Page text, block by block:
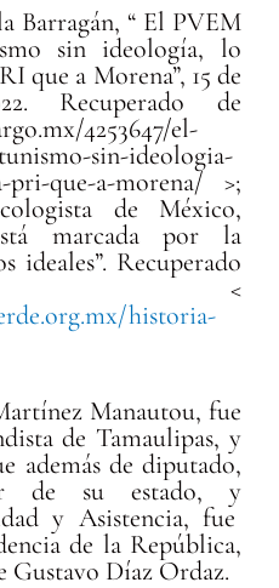
Barragán, “ El PVEM
sin ideología, lo
que a Morena”, 15 de
Recuperado de
4253647/el-
sin-ideologia-
pri-que-a-morena/ >;
de México,
marcada por la
ideales”. Recuperado
<
historia-
Manautou, fue
de Tamaulipas, y
además de diputado,
de su estado, y
y Asistencia, fue
de la República,
Gustavo Díaz Ordaz.